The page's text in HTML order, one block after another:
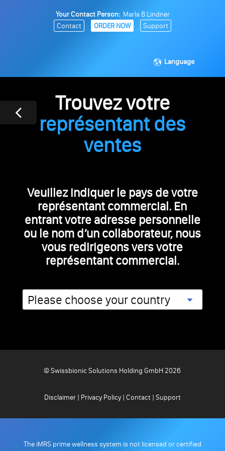
Your Contact Person: Marla B Lindner
Contact
ORDER NOW Support
Language
Trouvez votre
représentant des
ventes
Veuillez indiquer le pays de votre
représentant commercial. En
entrant votre adresse personnelle
ou le nom d’un collaborateur, nous
vous redirigeons vers votre
représentant commercial.
© Swissbionic Solutions Holding GmbH 2026
Disclaimer | Privacy Policy| Contact | Support
The iMRS prime wellness system is not licensed or certified